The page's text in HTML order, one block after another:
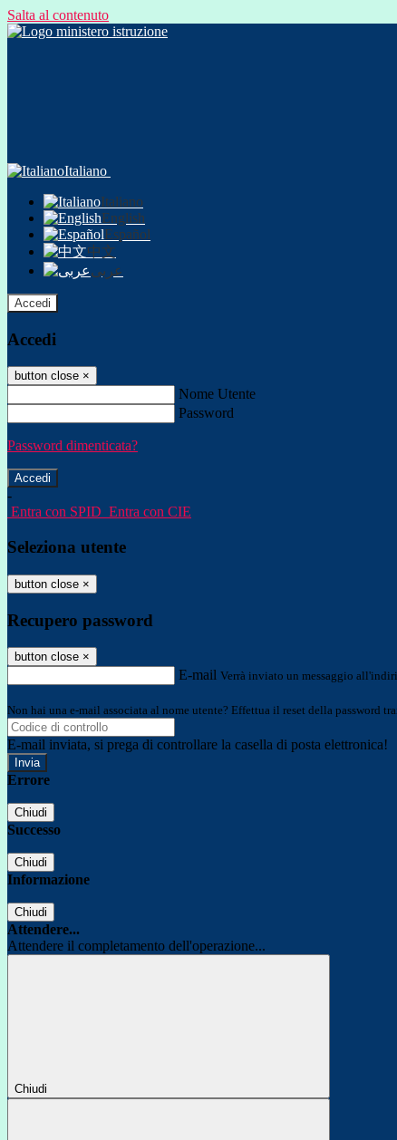
Salta al contenuto
Italiano
Italiano
English
Español
中文
عربى
Accedi
Accedi
button close ×
Nome Utente
Password
Password dimenticata?
-
Entra con SPID Entra con CIE
Seleziona utente
button close ×
Recupero password
button close ×
E-mail Verrà inviato un messaggio
Non hai una e-mail associata al nome utente? Effettua il reset della password
E-mail inviata, si prega di controllare la casella di posta elettronica!
Errore
Chiudi
Successo
Chiudi
Informazione
Chiudi
Attendere...
Attendere il completamento dell'operazione...
Chiudi